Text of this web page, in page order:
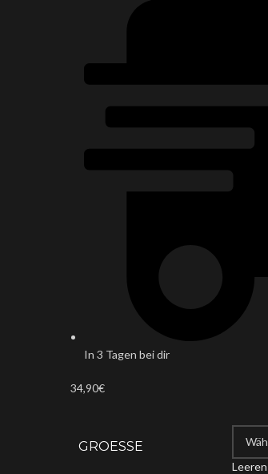
In 3 Tagen bei dir
34,90€
GROESSE
Leeren